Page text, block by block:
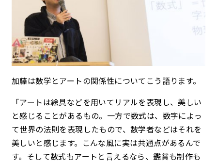
加藤は数学とアートの関係性についてこう語ります。
「アートは絵具などを用いてリアルを表現し、美しい
と感じることがあるもの。一方で数式は、数字によっ
て世界の法則を表現したもので、数学者などはそれを
美しいと感じます。こんな風に実は共通点があるんで
す。そして数式もアートと言えるなら、鑑賞も制作も